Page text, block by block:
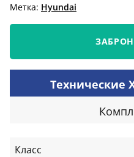
Метка: Нyundai
Технические
Класс